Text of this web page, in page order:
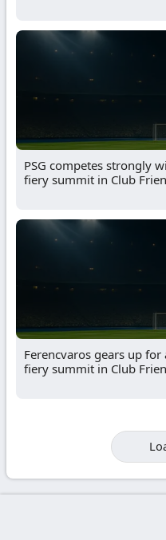
PSG competes strongly
fiery summit in Club
Ferencvaros gears up
fiery summit in Club